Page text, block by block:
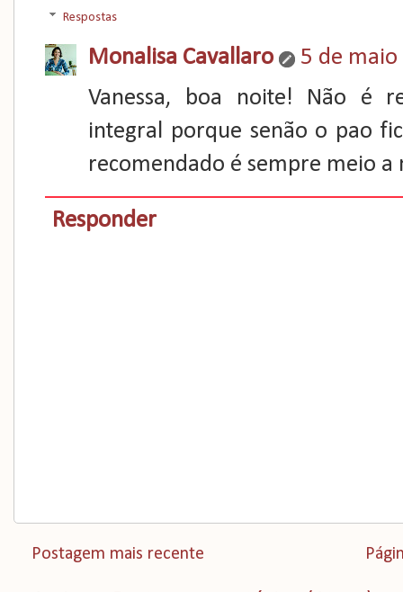
Respostas
Monalisa Cavallaro
5 de
Vanessa, boa noite! Não é
integral porque senão o pao
recomendado é sempre meio a
Responder
Postagem mais recente